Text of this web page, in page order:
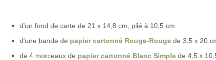
d'un fond de carte de 21 x 14,8 cm, plié à 10,5 cm
d'une bande de papier cartonné Rouge-Rouge de 3,5 x 20
de 4 morceaux de papier cartonné Blanc Simple de 4,5 x